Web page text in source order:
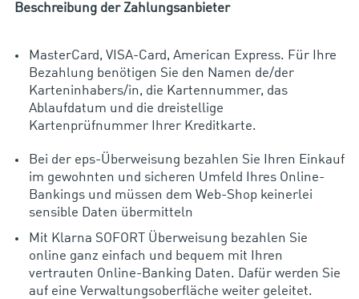
Beschreibung der Zahlungsanbieter
MasterCard, VISA-Card, American Express. Für Ihre
Bezahlung benötigen Sie den Namen de/der
Karteninhabers/in, die Kartennummer, das
Ablaufdatum und die dreistellige
Kartenprüfnummer Ihrer Kreditkarte.
Bei der eps-Überweisung bezahlen Sie Ihren Einkauf
im gewohnten und sicheren Umfeld Ihres Online-
Bankings und müssen dem Web-Shop keinerlei
sensible Daten übermitteln
Mit Klarna SOFORT Überweisung bezahlen Sie
online ganz einfach und bequem mit Ihren
vertrauten Online-Banking Daten. Dafür werden Sie
auf eine Verwaltungsoberfläche weiter geleitet.